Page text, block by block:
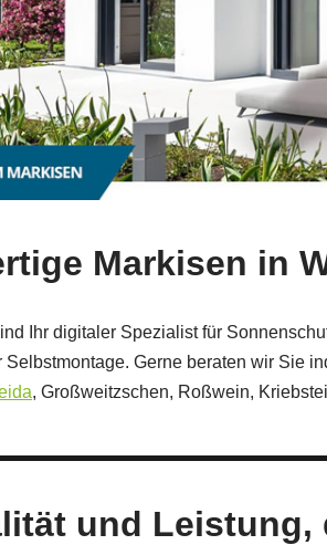
Markisen in
Ihr digitaler Spezialist für
Gerne beraten wir Sie
, Großweitzschen, Roßwein,
und